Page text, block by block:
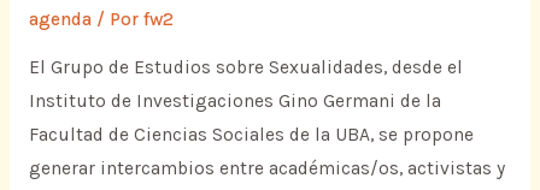
agenda/ Por fw2
El Grupo de Estudios sobre Sexualidades, desde el
Instituto de Investigaciones Gino Germani de la
Facultad de Ciencias Sociales de la UBA, se propone
generar intercambios entre académicas/os, activistas y